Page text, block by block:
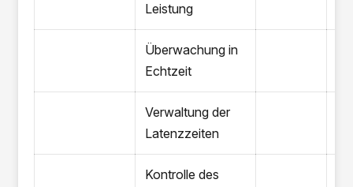
Leistung
Überwachung in
Echtzeit
Verwaltung der
Latenzzeiten
Kontrolle des